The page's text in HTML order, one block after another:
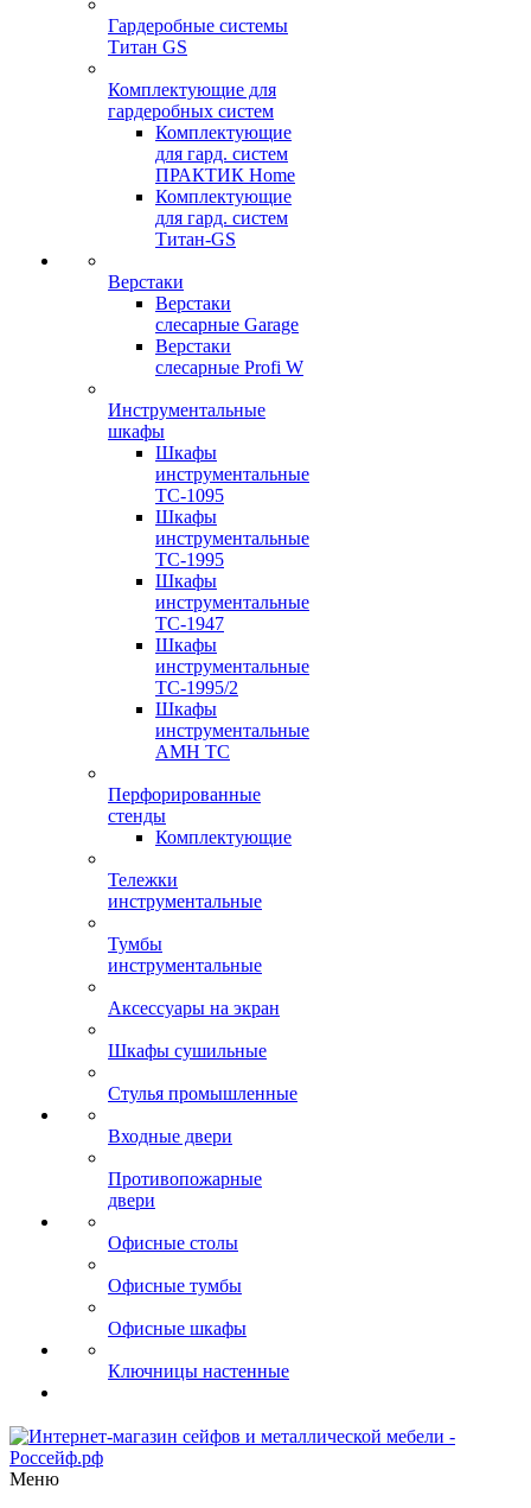
Гардеробные системы
Титан GS
Комплектующие для
гардеробных систем
Комплектующие
для гард. систем
ПРАКТИК Home
Комплектующие
для гард. систем
Титан-GS
Верстаки
Верстаки
слесарные Garage
Верстаки
слесарные Profi W
Инструментальные
шкафы
Шкафы
инструментальные
TC-1095
Шкафы
инструментальные
TC-1995
Шкафы
инструментальные
TC-1947
Шкафы
инструментальные
TC-1995/2
Шкафы
инструментальные
AMH TC
Перфорированные
стенды
Комплектующие
Тележки
инструментальные
Тумбы
инструментальные
Аксессуары на экран
Шкафы сушильные
Стулья промышленные
Входные двери
Противопожарные
двери
Офисные столы
Офисные тумбы
Офисные шкафы
Ключницы настенные
Меню